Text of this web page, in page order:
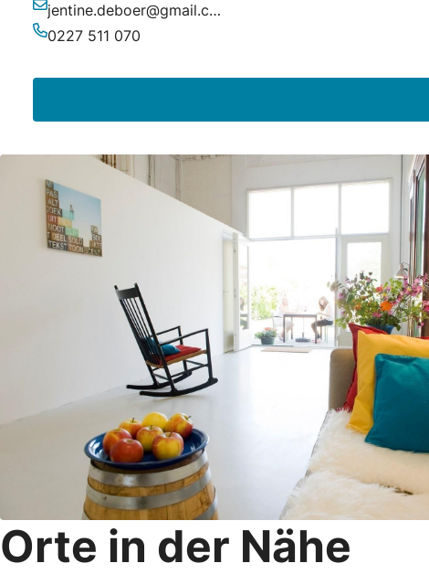
E-Mail-Adresse
jentine.deboer@gmail.com
0227 511 070
Orte in der Nähe